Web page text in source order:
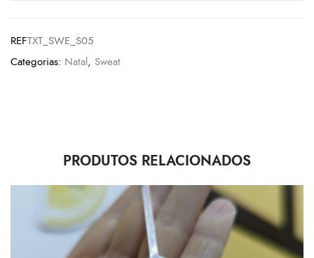
REFTXT_SWE_S05
Categorias: Natal, Sweat
PRODUTOS RELACIONADOS